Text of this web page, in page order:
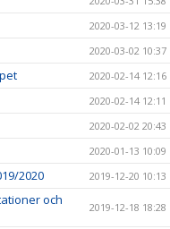
2020-03-12 13:19
2020-03-02 10:37
2020-02-14 12:16
2020-02-14 12:11
2020-02-02 20:43
2020-01-13 10:09
2020 2019-12-20 10:13
och
2019-12-18 18:28